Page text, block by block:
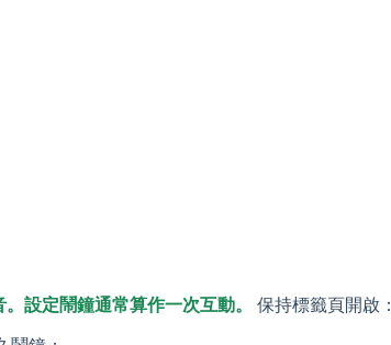
設定鬧鐘通常算作一次互動。
保持標籤頁開啟：